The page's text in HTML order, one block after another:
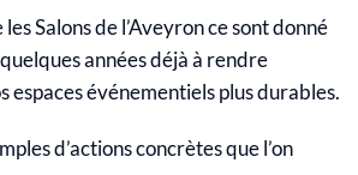
les Salons de l’Aveyron ce sont donné
années déjà à rendre
espaces événementiels plus durables.
d’actions concrètes que l’on